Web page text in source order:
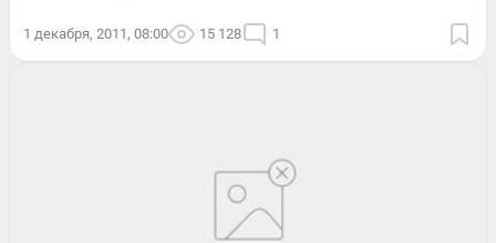
1 декабря, 2011, 08:00 15 128 1